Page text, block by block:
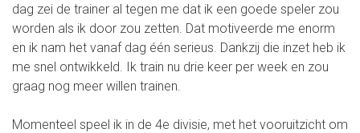
dag zei de trainer al tegen me dat ik een goede speler zou
worden als ik door zou zetten. Dat motiveerde me enorm
en ik nam het vanaf dag één serieus. Dankzij die inzet heb ik
me snel ontwikkeld. Ik train nu drie keer per week en zou
graag nog meer willen trainen.
Momenteel speel ik in de 4e divisie, met het vooruitzicht om